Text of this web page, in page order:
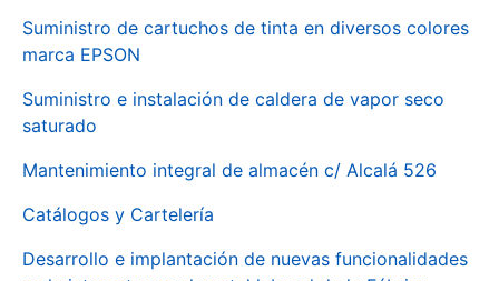
Suministro de cartuchos de tinta en diversos colores
marca EPSON
Suministro e instalación de caldera de vapor seco
saturado
Mantenimiento integral de almacén c/ Alcalá 526
Catálogos y Cartelería
Desarrollo e implantación de nuevas funcionalidades